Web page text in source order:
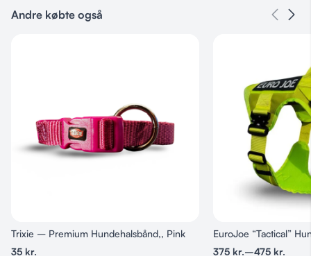
Kategorier
Andre købte også
Trixie – Premium Hundehalsbånd,, Pink
35 kr.
EuroJoe “Tactical”
375kr.–475kr.